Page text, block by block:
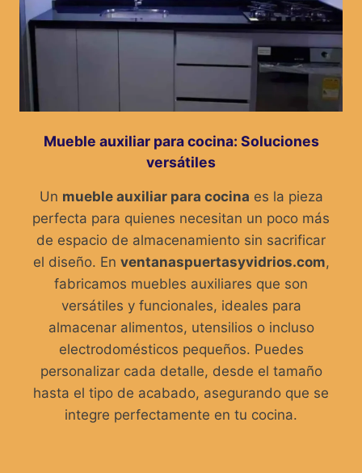
Mueble auxiliar para cocina: Soluciones
versátiles
Un mueble auxiliar para cocina es la pieza
perfecta para quienes necesitan un poco más
de espacio de almacenamiento sin sacrificar
el diseño. En ventanaspuertasyvidrios.com,
fabricamos muebles auxiliares que son
versátiles y funcionales, ideales para
almacenar alimentos, utensilios o incluso
electrodomésticos pequeños. Puedes
personalizar cada detalle, desde el tamaño
hasta el tipo de acabado, asegurando que se
integre perfectamente en tu cocina.